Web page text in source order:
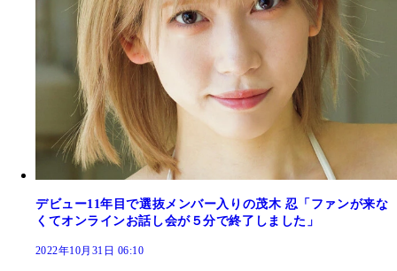
デビュー11年目で選抜メンバー入りの茂木 忍「ファンが来な
くてオンラインお話し会が５分で終了しました」
2022年10月31日 06:10